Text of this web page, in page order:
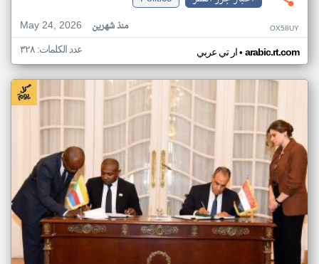
May 24, 2026
منذ شهرين OX58UY
ار تي عربي• arabic.rt.com عدد الكلمات: ٣٢٨